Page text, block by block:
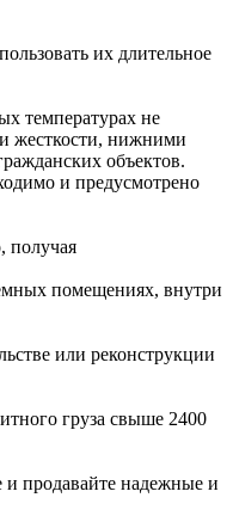
их длительное
температурах не
жесткости, нижними
объектов.
и предусмотрено
получая
помещениях, внутри
или реконструкции
груза свыше 2400
и продавайте надежные и